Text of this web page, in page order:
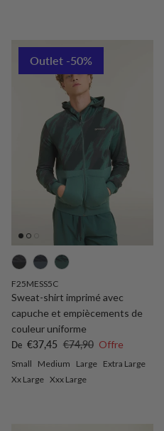
Outlet -50%
F25MESS5C
Sweat-shirt imprimé avec
capuche et empiècements de
couleur uniforme
Prix soldé
De €37,45 Prix habituel
€74,90 Offre
Small Medium Large Extra Large
Xx Large Xxx Large